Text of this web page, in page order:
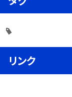
リンク